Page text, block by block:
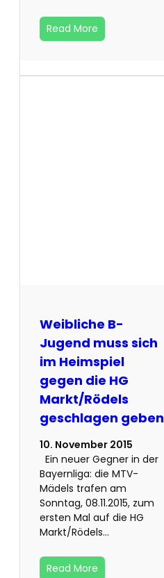
Read More
Weibliche B-
Jugend muss sich
im Heimspiel
gegen die HG
Markt/Rödels
geschlagen geben
10. November 2015
Ein neuer Gegner in der
Bayernliga: die MTV-
Mädels trafen am
Sonntag, 08.11.2015, zum
ersten Mal auf die HG
Markt/Rödels…
Read More